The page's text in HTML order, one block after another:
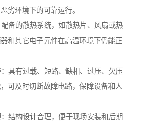
劣环境下的可靠运行。
备的散热系统，如散热片、风扇或热
和其它电子元件在高温环境下仍能正
具有过载、短路、缺相、过压、欠压
可及时切断故障电路，保障设备和人
结构设计合理，便于现场安装和后期